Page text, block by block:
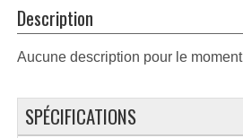
Description
Aucune description pour le moment
SPÉCIFICATIONS